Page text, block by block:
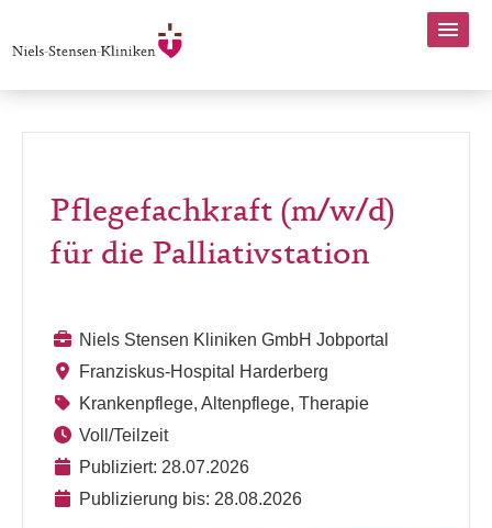
Pflegefachkraft (m/w/d)
für die Palliativstation
Niels Stensen Kliniken GmbH Jobportal
Franziskus-Hospital Harderberg
Krankenpflege, Altenpflege, Therapie
Voll/Teilzeit
Publiziert: 28.07.2026
Publizierung bis: 28.08.2026